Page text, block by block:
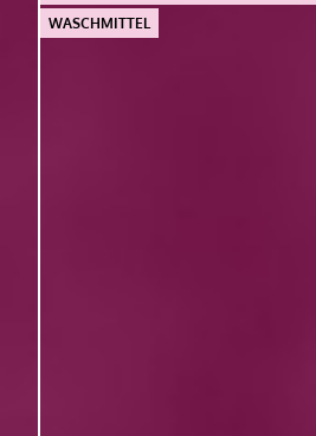
WASCHMITTEL